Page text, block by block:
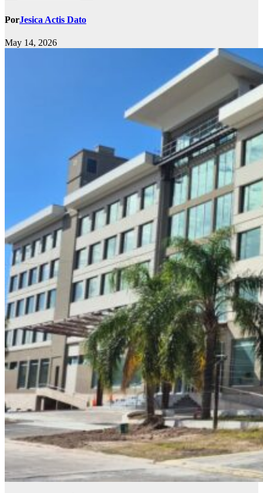
PorJesica Actis Dato
May 14, 2026